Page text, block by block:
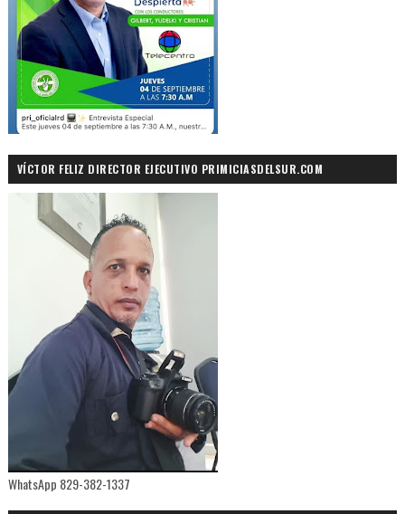
VÍCTOR FELIZ DIRECTOR EJECUTIVO PRIMICIASDELSUR.COM
WhatsApp 829-382-1337